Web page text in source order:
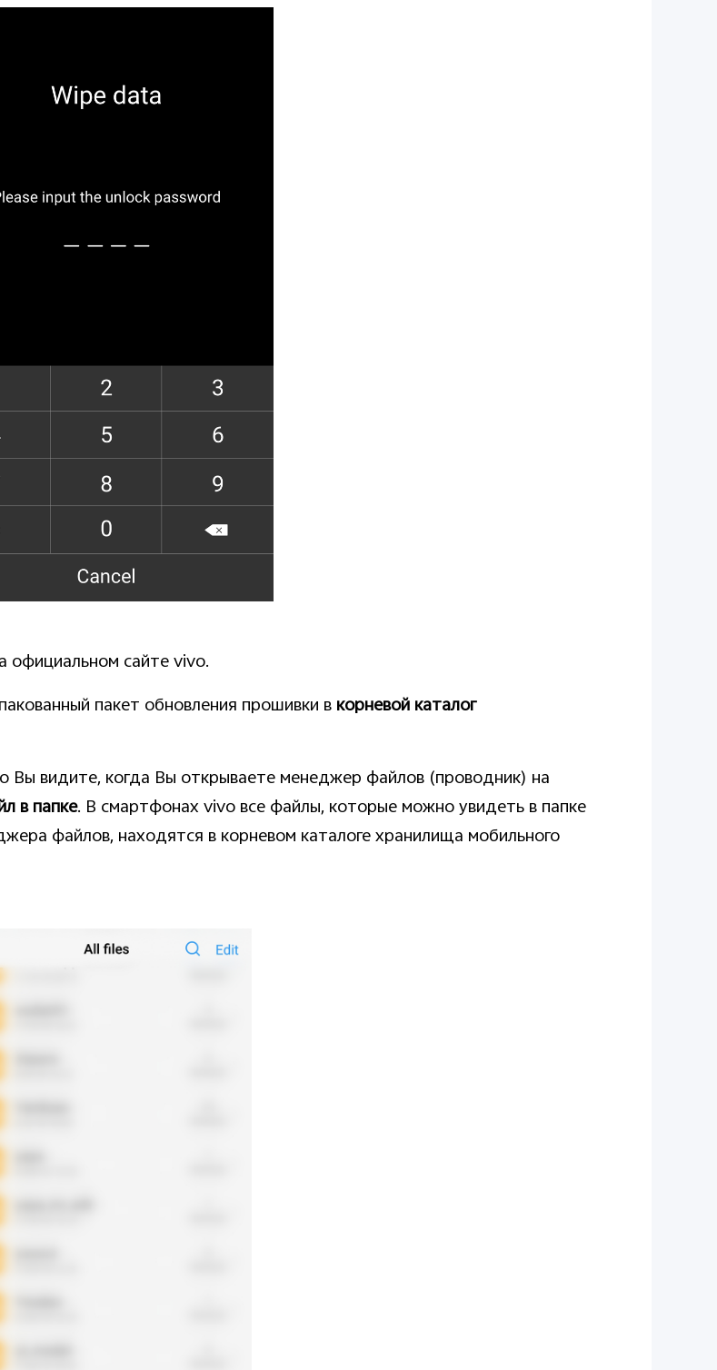
сайте vivo.
пакет обновления прошивки вкорневой каталог
Вы видите, когда Вы открываете менеджер файлов (проводник) на
в папке. В смартфонах vivo все файлы, которые можно увидеть в папке
файлов, находятся в корневом каталоге хранилища мобильного